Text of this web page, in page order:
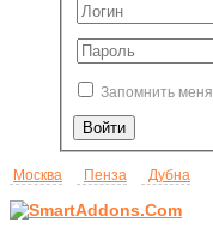
Запомнить меня
Москва Пенза Дубна